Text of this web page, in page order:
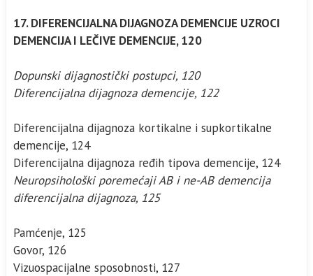
17. DIFERENCIJALNA DIJAGNOZA DEMENCIJE UZROCI
DEMENCIJA I LEČIVE DEMENCIJE, 120
Dopunski dijagnostički postupci, 120
Diferencijalna dijagnoza demencije, 122
Diferencijalna dijagnoza kortikalne i supkortikalne
demencije, 124
Diferencijalna dijagnoza ređih tipova demencije, 124
Neuropsihološki poremećaji AB i ne-AB demencija
diferencijalna dijagnoza, 125
Pamćenje, 125
Govor, 126
Vizuospacijalne sposobnosti, 127